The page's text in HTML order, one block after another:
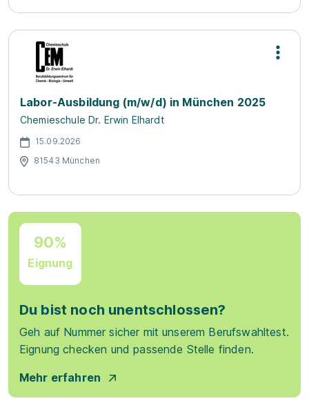
Labor-Ausbildung (m/w/d) in München 2025
Chemieschule Dr. Erwin Elhardt
15.09.2026
81543 München
90%
Eignung
Du bist noch unentschlossen?
Geh auf Nummer sicher mit unserem Berufswahltest.
Eignung checken und passende Stelle finden.
Mehr erfahren